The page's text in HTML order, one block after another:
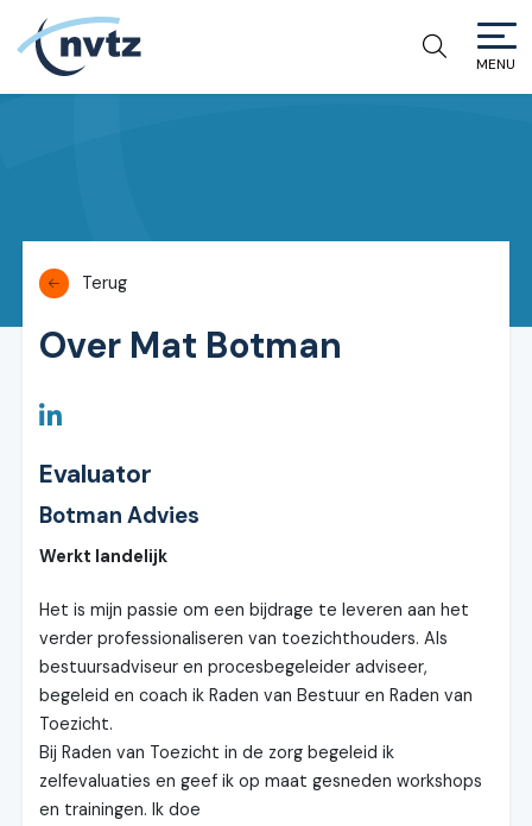
NVTZ
MENU
Terug
Over Mat Botman
Evaluator
Botman Advies
Werkt landelijk
Het is mijn passie om een bijdrage te leveren aan het
verder professionaliseren van toezichthouders. Als
bestuursadviseur en procesbegeleider adviseer,
begeleid en coach ik Raden van Bestuur en Raden van
Toezicht.
Bij Raden van Toezicht in de zorg begeleid ik
zelfevaluaties en geef ik op maat gesneden workshops
en trainingen. Ik doe